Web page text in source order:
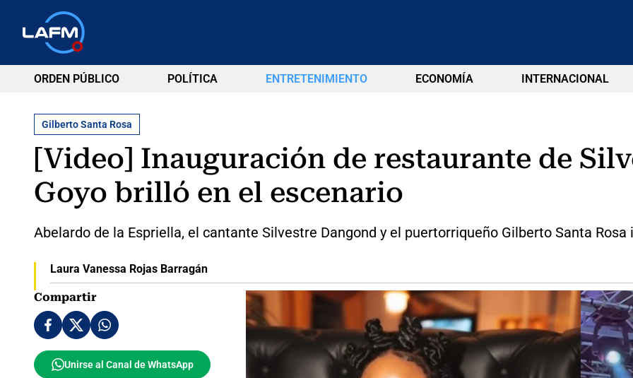
ORDEN PÚBLICO POLÍTICA ENTRETENIMIENTO ECONOMÍA INTERNACIONAL
Gilberto Santa Rosa
[Video] Inauguración de restaurante de
Goyo brilló en el escenario
Abelardo de la Espriella, el cantante Silvestre Dangond y el puertorriqueño Gilberto Santa
Laura Vanessa Rojas Barragán
Compartir
Unirse al Canal de WhatsApp